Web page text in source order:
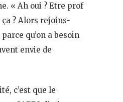
« Ah oui ? Etre prof
ça ? Alors rejoins-
qu’on a besoin
envie de
c’est que le